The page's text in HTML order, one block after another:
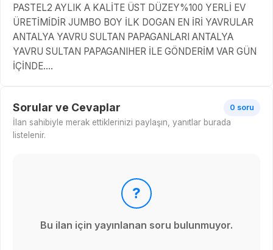
PASTEL2 AYLIK A KALİTE ÜST DÜZEY%100 YERLİ EV
ÜRETİMİDİR JUMBO BOY İLK DOGAN EN İRİ YAVRULAR
ANTALYA YAVRU SULTAN PAPAGANLARI ANTALYA
YAVRU SULTAN PAPAGANIHER İLE GÖNDERİM VAR GÜN
İÇİNDE....
Sorular ve Cevaplar 0 soru
İlan sahibiyle merak ettiklerinizi paylaşın, yanıtlar burada
listelenir.
?
Bu ilan için yayınlanan soru bulunmuyor.